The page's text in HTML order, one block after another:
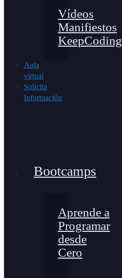
Vídeos
Manifiestos
KeepCoding
Aula
virtual
Solicita
Información
Bootcamps
Aprende a
Programar
desde
Cero